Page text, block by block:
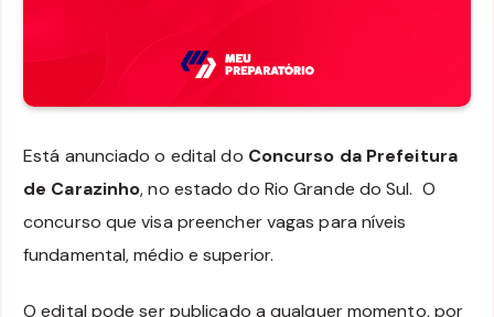
Está anunciado o edital do Concurso da Prefeitura
de Carazinho, no estado do Rio Grande do Sul. O
concurso que visa preencher vagas para níveis
fundamental, médio e superior.
O edital pode ser publicado a qualquer momento, por